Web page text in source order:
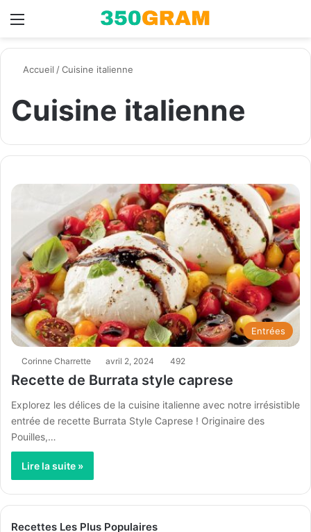
Switch skin
Accueil /Cuisine italienne
Cuisine italienne
Entrées
Corinne Charrette avril 2, 2024 492
Recette de Burrata style caprese
Explorez les délices de la cuisine italienne avec notre irrésistible
entrée de recette Burrata Style Caprese ! Originaire des
Pouilles,…
Lire la suite »
Recettes Les Plus Populaires